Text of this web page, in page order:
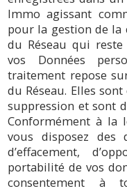
Immo agissant
pour la gestion de la
du Réseau qui
vos Données
traitement repose
du Réseau. Elles
suppression et sont
Conformément à la
vous disposez des
d’effacement,
portabilité de vos
consentement à